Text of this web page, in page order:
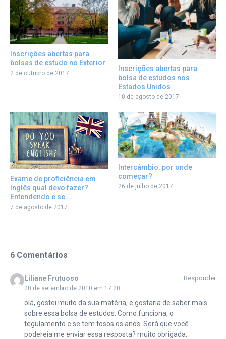
Inscrições abertas para
bolsas de estudo no Exterior
2 de outubro de 2017
Inscrições abertas para
bolsa de estudos nos
Estados Unidos
10 de agosto de 2017
Exame de proficiência em
Inglês qual devo fazer?
Entendendo e se ...
7 de agosto de 2017
Intercâmbio: por onde
começar?
26 de julho de 2017
6 Comentários
Liliane Frutuoso
20 de setembro de 2010 em 17:20
Responder
olá, gostei muito da sua matéria, e gostaria de saber mais
sobre essa bolsa de estudos. Como funciona, o
tegulamento e se tem tosos os anos. Será que você
podereia me enviar essa resposta? muito obrigada.